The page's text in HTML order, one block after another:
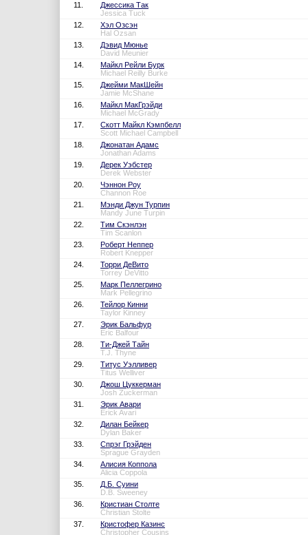
11.
Джессика Так
Jessica Tuck
12.
Хэл Озсэн
Hal Ozsan
13.
Дэвид Мюнье
David Meunier
14.
Майкл Рейли Бурк
Michael Reilly Burke
15.
Джейми МакШейн
Jamie McShane
16.
Майкл МакГрэйди
Michael McGrady
17.
Скотт Майкл Кэмпбелл
Scott Michael Campbell
18.
Джонатан Адамс
Jonathan Adams
19.
Дерек Уэбстер
Derek Webster
20.
Чэннон Роу
Channon Roe
21.
Мэнди Джун Турпин
Mandy June Turpin
22.
Тим Скэнлэн
Tim Scanlon
23.
Роберт Неппер
Robert Knepper
24.
Торри ДеВито
Torrey DeVitto
25.
Марк Пеллегрино
Mark Pellegrino
26.
Тейлор Кинни
Taylor Kinney
27.
Эрик Бальфур
Eric Balfour
28.
Ти-Джей Тайн
T.J. Thyne
29.
Титус Уэлливер
Titus Welliver
30.
Джош Цуккерман
Josh Zuckerman
31.
Эрик Авари
Erick Avari
32.
Дилан Бейкер
Dylan Baker
33.
Спрэг Грэйден
Sprague Grayden
34.
Алисия Коппола
Alicia Coppola
35.
Д.Б. Суини
D.B. Sweeney
36.
Кристиан Столте
Christian Stolte
37.
Кристофер Казинс
Christopher Cousins